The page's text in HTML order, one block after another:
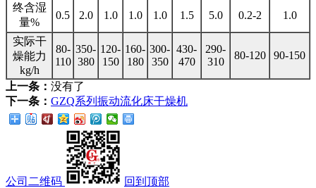
终含湿
量%
0.5 2.0 1.0 1.0 1.0 1.5 5.0 0.2-2 1.0
实际干
燥能力
kg/h
80-
110
350-
380
120-
150
160-
180
300-
350
430-
470
290-
310
80-120 90-150
上一条： 没有了
下一条： GZQ系列振动流化床干燥机
公司二维码
回到顶部